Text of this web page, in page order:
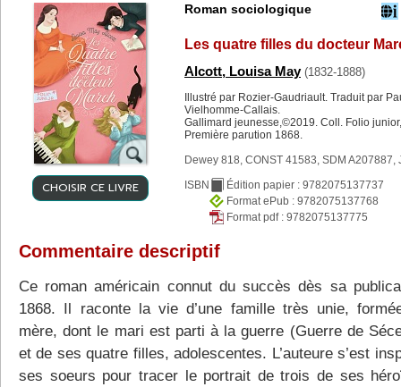
CHOISIR CE LIVRE
Roman sociologique
Les quatre filles du docteur
Alcott, Louisa May (1832-1888)
Illustré par Rozier-Gaudriault. Traduit par
Vielhomme-Callais.
Gallimard jeunesse,©2019. Coll. Folio
Première parution 1868.
Dewey 818, CONST 41583, SDM A207887,
ISBN
Édition papier : 9782075137737
Format ePub : 9782075137768
Format pdf : 9782075137775
Commentaire descriptif
Ce roman américain connut du succès dès sa
1868. Il raconte la vie d’une famille très unie,
mère, dont le mari est parti à la guerre (Guerre de
et de ses quatre filles, adolescentes. L’auteure s’est
ses soeurs pour tracer le portrait de trois de ses